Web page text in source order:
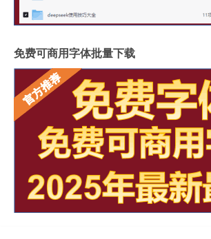
免费可商用字体批量下载